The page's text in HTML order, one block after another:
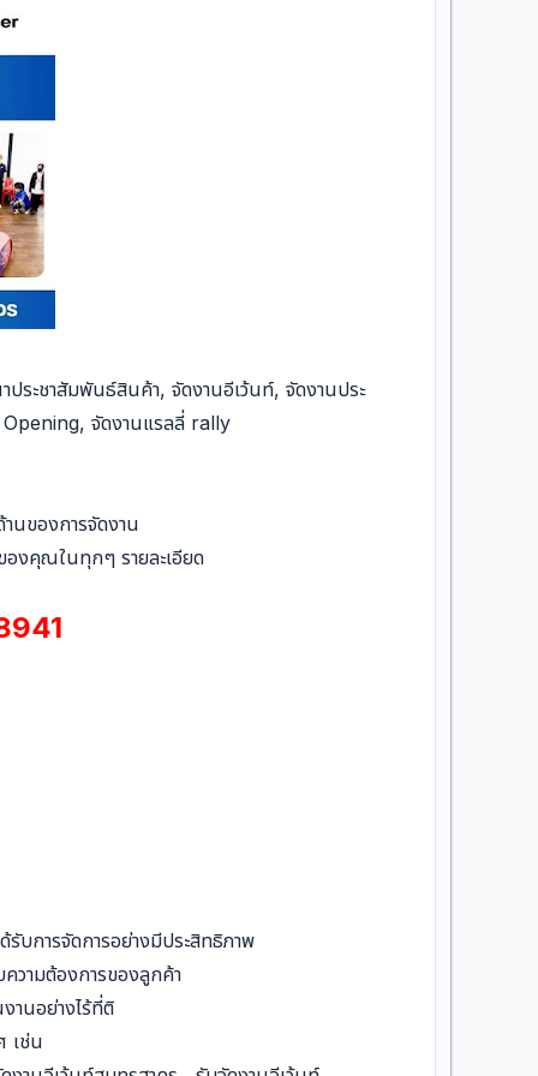
ระชาสัมพันธ์สินค้า, จัดงานอีเว้นท์, จัดงานประ
จัดงานแรลลี่ rally
นของการจัดงาน
องคุณในทุกๆ รายละเอียด
รับการจัดการอย่างมีประสิทธิภาพ
วามต้องการของลูกค้า
านอย่างไร้ที่ติ
เช่น